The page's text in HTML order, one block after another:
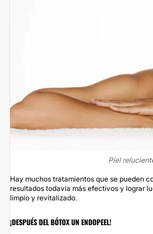
Piel
Hay muchos tratamientos que se pueden
resultados todavía más efectivos y lograr
limpio y revitalizado.
¡DESPUÉS DEL BÓTOX UN ENDOPEEL!